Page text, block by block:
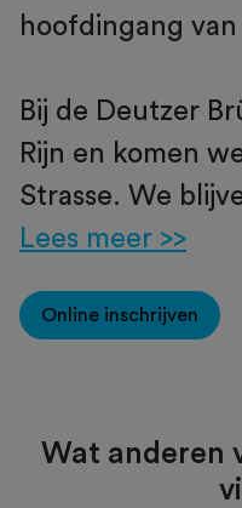
hoofdingang
Bij de Deutzer
Rijn en komen
Strasse. We
Lees meer >>
Online inschrijven
Wat anderen